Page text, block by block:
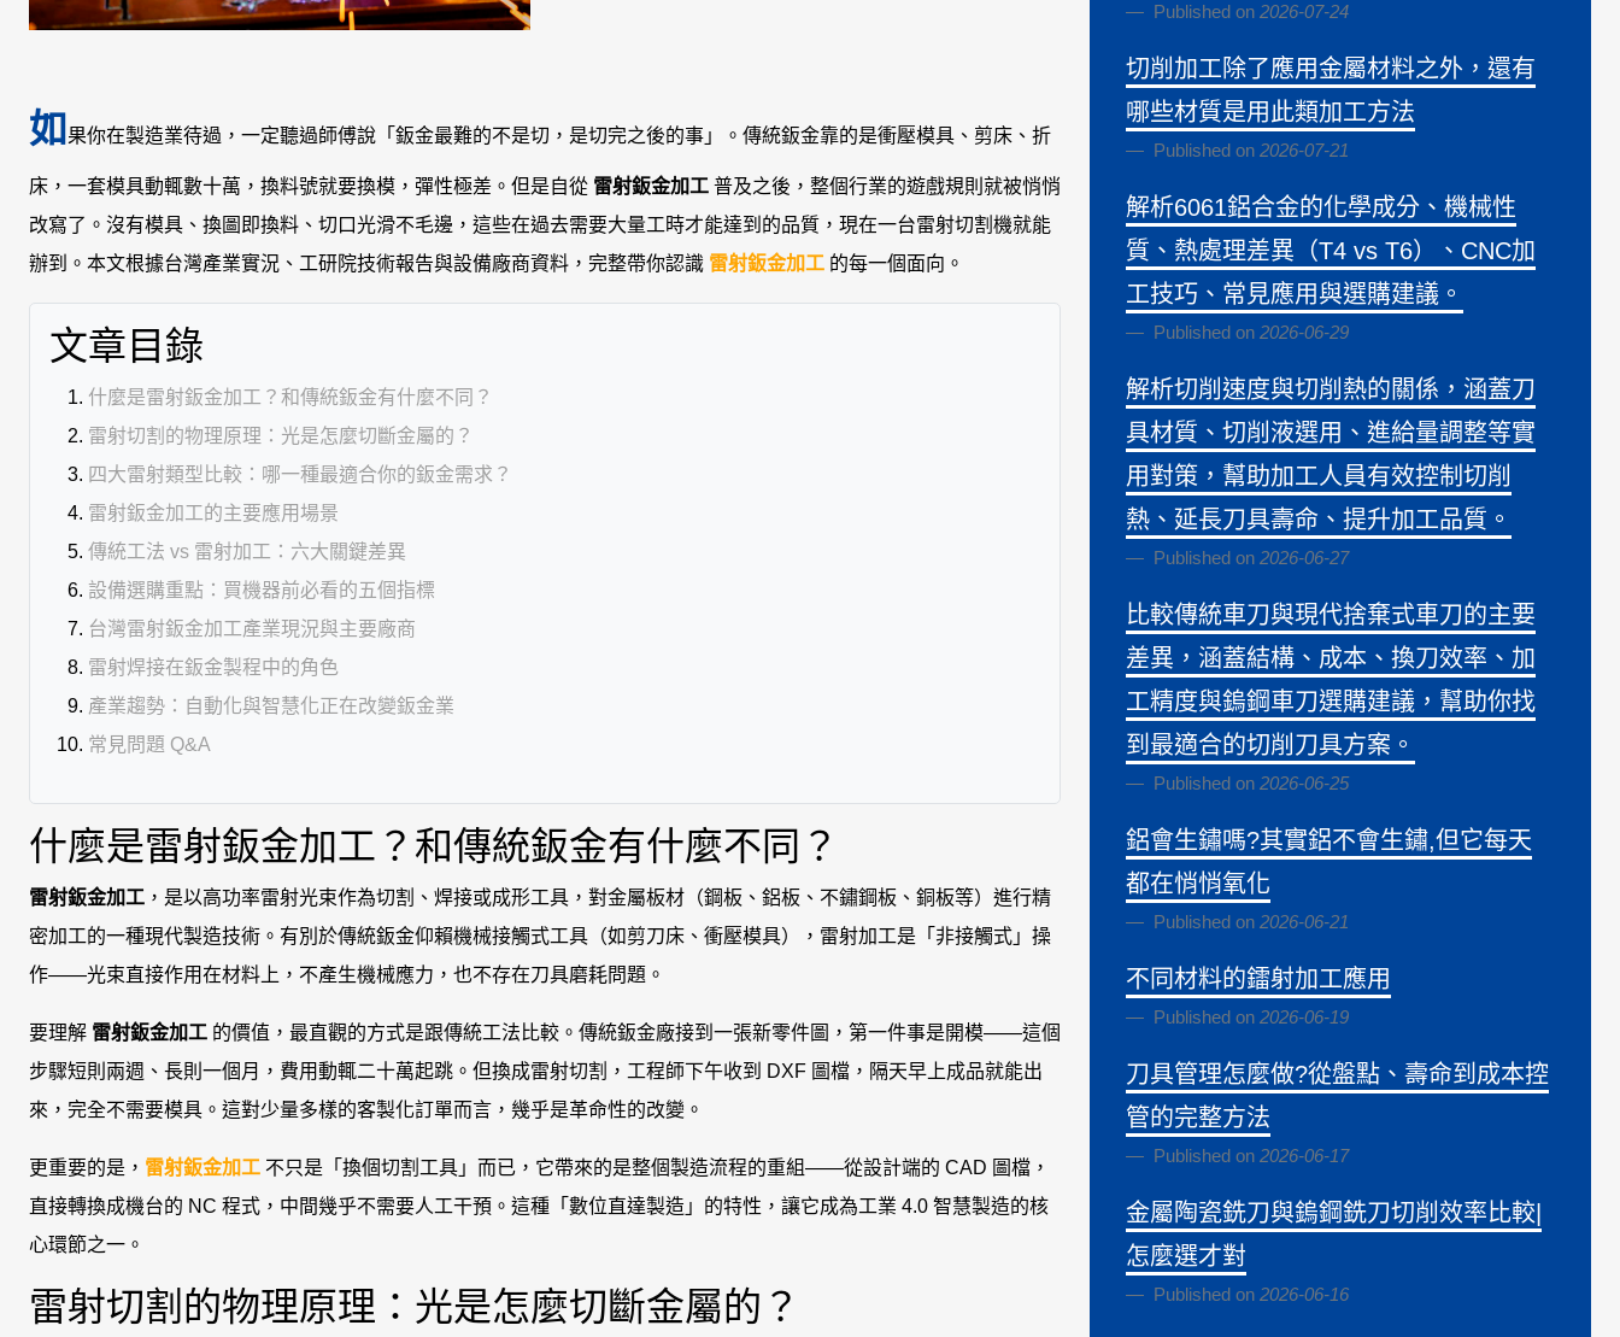
如 果你在製造業待過，一定聽過師傅說「鈑金最難的不是切，是切完之後的事」。傳統鈑金靠的是衝壓模具、剪床、折
床，一套模具動輒數十萬，換料號就要換模，彈性極差。但是自從 雷射鈑金加工 普及之後，整個行業的遊戲規則就被悄悄
改寫了。沒有模具、換圖即換料、切口光滑不毛邊，這些在過去需要大量工時才能達到的品質，現在一台雷射切割機就能
辦到。本文根據台灣產業實況、工研院技術報告與設備廠商資料，完整帶你認識 雷射鈑金加工 的每一個面向。
文章目錄
什麼是雷射鈑金加工？和傳統鈑金有什麼不同？
雷射切割的物理原理：光是怎麼切斷金屬的？
四大雷射類型比較：哪一種最適合你的鈑金需求？
雷射鈑金加工的主要應用場景
傳統工法 vs 雷射加工：六大關鍵差異
設備選購重點：買機器前必看的五個指標
台灣雷射鈑金加工產業現況與主要廠商
雷射焊接在鈑金製程中的角色
產業趨勢：自動化與智慧化正在改變鈑金業
常見問題 Q&A
什麼是雷射鈑金加工？和傳統鈑金有什麼不同？
雷射鈑金加工 ，是以高功率雷射光束作為切割、焊接或成形工具，對金屬板材（鋼板、鋁板、不鏽鋼板、銅板等）進行精
密加工的一種現代製造技術。有別於傳統鈑金仰賴機械接觸式工具（如剪刀床、衝壓模具），雷射加工是「非接觸式」操
作——光束直接作用在材料上，不產生機械應力，也不存在刀具磨耗問題。
要理解 雷射鈑金加工 的價值，最直觀的方式是跟傳統工法比較。傳統鈑金廠接到一張新零件圖，第一件事是開模——這個
步驟短則兩週、長則一個月，費用動輒二十萬起跳。但換成雷射切割，工程師下午收到 DXF 圖檔，隔天早上成品就能出
來，完全不需要模具。這對少量多樣的客製化訂單而言，幾乎是革命性的改變。
更重要的是， 雷射鈑金加工 不只是「換個切割工具」而已，它帶來的是整個製造流程的重組——從設計端的 CAD 圖檔，
直接轉換成機台的 NC 程式，中間幾乎不需要人工干預。這種「數位直達製造」的特性，讓它成為工業 4.0 智慧製造的核
心環節之一。
雷射切割的物理原理：光是怎麼切斷金屬的？
Published on 2026-07-24
切削加工除了應用金屬材料之外，還有
哪些材質是用此類加工方法
Published on 2026-07-21
解析6061鋁合金的化學成分、機械性
質、熱處理差異（T4 vs T6）、CNC加
工技巧、常見應用與選購建議。
Published on 2026-06-29
解析切削速度與切削熱的關係，涵蓋刀
具材質、切削液選用、進給量調整等實
用對策，幫助加工人員有效控制切削
熱、延長刀具壽命、提升加工品質。
Published on 2026-06-27
比較傳統車刀與現代捨棄式車刀的主要
差異，涵蓋結構、成本、換刀效率、加
工精度與鎢鋼車刀選購建議，幫助你找
到最適合的切削刀具方案。
Published on 2026-06-25
鋁會生鏽嗎?其實鋁不會生鏽,但它每天
都在悄悄氧化
Published on 2026-06-21
不同材料的鐳射加工應用
Published on 2026-06-19
刀具管理怎麼做?從盤點、壽命到成本控
管的完整方法
Published on 2026-06-17
金屬陶瓷銑刀與鎢鋼銑刀切削效率比較|
怎麼選才對
Published on 2026-06-16